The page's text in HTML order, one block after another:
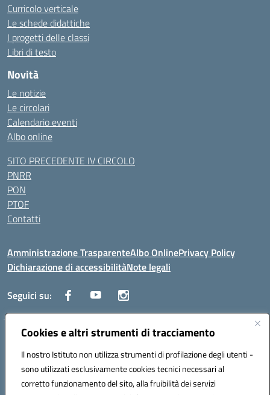
Cookies e altri strumenti di tracciamento
Il nostro Istituto non utilizza strumenti di profilazione degli utenti -
sono utilizzati esclusivamente cookies tecnici necessari al
corretto funzionamento del sito, alla fruibilità dei servizi
Curricolo verticale
Le schede didattiche
I progetti delle classi
Libri di testo
Novità
Le notizie
Le circolari
Calendario eventi
Albo online
SITO PRECEDENTE IV CIRCOLO
PNRR
PON
PTOF
Contatti
Amministrazione TrasparenteAlbo OnlinePrivacy Policy
Dichiarazione di accessibilitàNote legali
Seguici su:
Traversa Fondo d'Orto n.19B - Cap 80053 - Castellammare di Stabia
(NA) - Tel. 0818701043 - Mail: naic847006@istruzione.it - PEC:
Codice meccanografico: NAIC847006 - Codice iPA: istsc_naic847006 -
C.F. 82009060631 - Codice univoco fatturazione elettronica (CUF):